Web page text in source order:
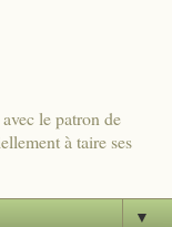
le patron de
à taire ses
▼